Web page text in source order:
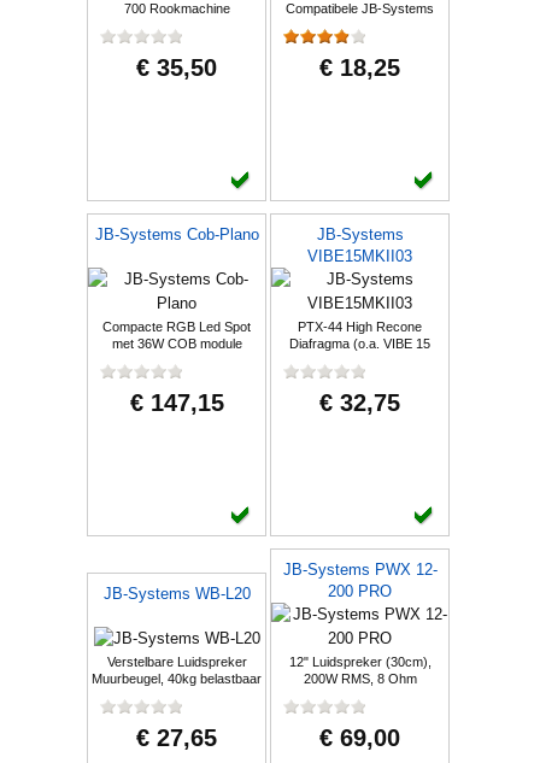
700 Rookmachine
€ 35,50
Compatibele JB-Systems
€ 18,25
JB-Systems Cob-Plano
Compacte RGB Led Spot
met 36W COB module
€ 147,15
JB-Systems
VIBE15MKII03
PTX-44 High Recone
Diafragma (o.a. VIBE 15
€ 32,75
JB-Systems WB-L20
Verstelbare Luidspreker
Muurbeugel, 40kg belastbaar
€ 27,65
JB-Systems PWX 12-
200 PRO
12" Luidspreker (30cm),
200W RMS, 8 Ohm
€ 69,00